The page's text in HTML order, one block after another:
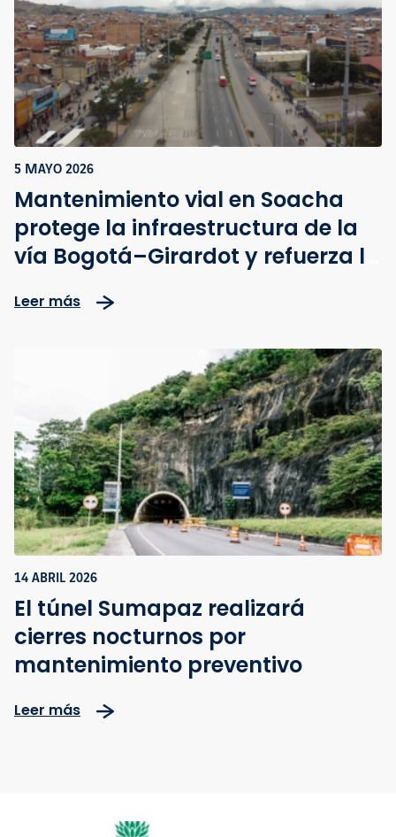
5 MAYO 2026
Mantenimiento vial en Soacha
protege la infraestructura de la
vía Bogotá–Girardot y refuerza la
Leer más
14 ABRIL 2026
El túnel Sumapaz realizará
cierres nocturnos por
mantenimiento preventivo
Leer más